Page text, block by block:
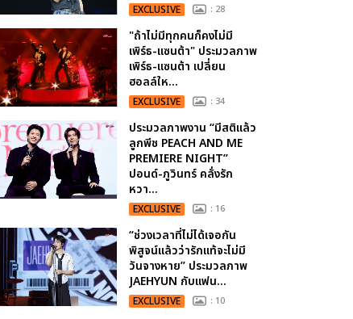
EXCLUSIVE : 28
"ถ้าไม่มีทุกคนก็คงไม่มี
เพิร์ธ-แซนต้า" ประมวลภาพ
เพิร์ธ-แซนต้า เปลี่ยน
ฮอลล์ให...
EXCLUSIVE : 34
ประมวลภาพงาน “มีสติแล้ว
ลูกพีช PEACH AND ME
PREMIERE NIGHT”
ปอนด์-ภูวินทร์ คลั่งรัก
หวา...
EXCLUSIVE : 16
“ช่วงเวลาที่ไม่ได้เจอกัน
พิสูจน์แล้วว่ารักแท้จะไม่มี
วันจางหาย” ประมวลภาพ
JAEHYUN กับแฟน...
EXCLUSIVE : 10